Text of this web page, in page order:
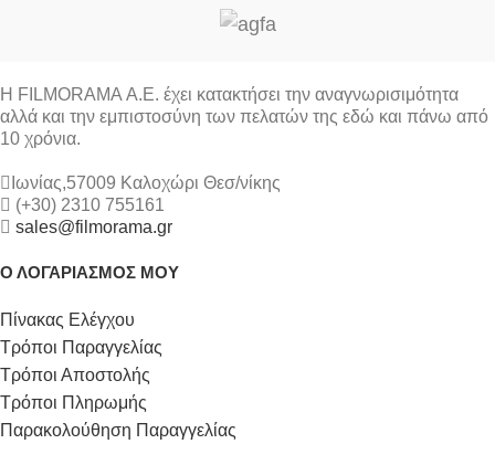
Η FILMORAMA Α.Ε. έχει κατακτήσει την αναγνωρισιμότητα
αλλά και την εμπιστοσύνη των πελατών της εδώ και πάνω από
10 χρόνια.
Ιωνίας,57009 Καλοχώρι Θεσ/νίκης
(+30) 2310 755161
sales@filmorama.gr
Ο ΛΟΓΑΡΙΑΣΜΟΣ ΜΟΥ
Πίνακας Ελέγχου
Τρόποι Παραγγελίας
Τρόποι Αποστολής
Τρόποι Πληρωμής
Παρακολούθηση Παραγγελίας